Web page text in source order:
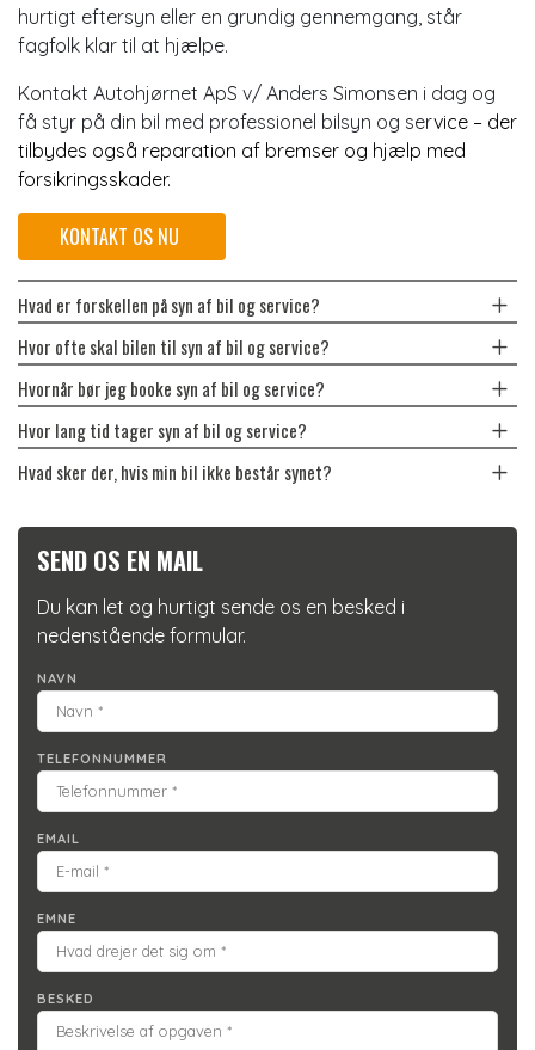
hurtigt eftersyn eller en grundig gennemgang, står
fagfolk klar til at hjælpe.
Kontakt Autohjørnet ApS v/ Anders Simonsen i dag og
få styr på din bil med professionel bilsyn og service – der
tilbydes også reparation af bremser og hjælp med
forsikringsskader.
KONTAKT OS NU
Hvad er forskellen på syn af bil og service?
Hvor ofte skal bilen til syn af bil og service?
Hvornår bør jeg booke syn af bil og service?
Hvor lang tid tager syn af bil og service?
Hvad sker der, hvis min bil ikke består synet?
SEND OS EN MAIL
Du kan let og hurtigt sende os en besked i
nedenstående formular.
NAVN
TELEFONNUMMER
EMAIL
EMNE
BESKED